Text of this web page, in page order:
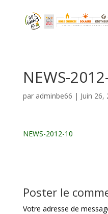
NEWS-
par adminbe66 | Juin 26,
NEWS-2012-10
Poster le
Votre adresse de